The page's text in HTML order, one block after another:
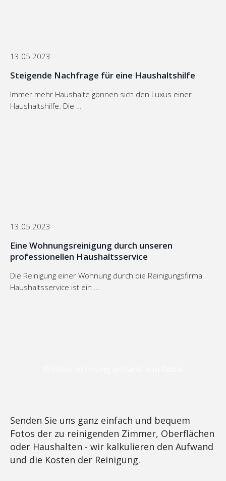
13.05.2023
Steigende Nachfrage für eine Haushaltshilfe
Immer mehr Haushalte gönnen sich den Luxus einer
Haushaltshilfe. Die …
13.05.2023
Eine Wohnungsreinigung durch unseren
professionellen Haushaltsservice
Die Reinigung einer Wohnung durch die Reinigungsfirma
Haushaltsservice ist ein …
Senden Sie uns ganz einfach und bequem
Fotos der zu reinigenden Zimmer, Oberflächen
oder Haushalten - wir kalkulieren den Aufwand
und die Kosten der Reinigung.